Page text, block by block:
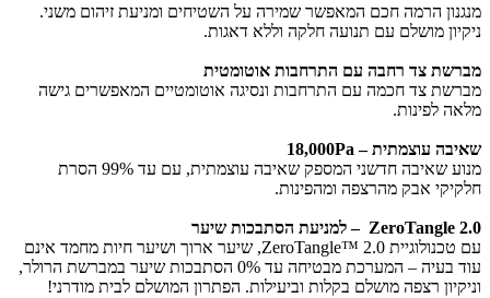
מנגנון הרמה חכם המאפשר שמירה על השטיחים ומניעת זיהום משני.
ניקיון מושלם עם תנועה חלקה וללא דאגות.
מברשת צד רחבה עם התרחבות אוטומטית
מברשת צד חכמה עם התרחבות ונסיגה אוטומטיים המאפשרים גישה
מלאה לפינות.
שאיבה עוצמתית – 18,000Pa
מנוע שאיבה חדשני המספק שאיבה עוצמתית, עם עד 99% הסרת
חלקיקי אבק מהרצפה ומהפינות.
ZeroTangle 2.0 – למניעת הסתבכות שיער
עם טכנולוגיית ZeroTangle™ 2.0, שיער ארוך ושיער חיות מחמד אינם
עוד בעיה – המערכת מבטיחה עד 0% הסתבכות שיער במברשת הרולר,
וניקיון רצפה מושלם בקלות וביעילות. הפתרון המושלם לבית מודרני!